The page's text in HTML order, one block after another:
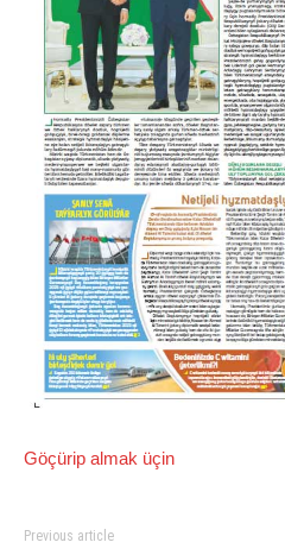
Göçürip almak üçin
Previous article